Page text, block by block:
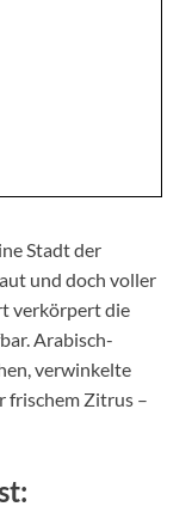
Stadt der
und doch voller
verkörpert die
Arabisch-
verwinkelte
frischem Zitrus –